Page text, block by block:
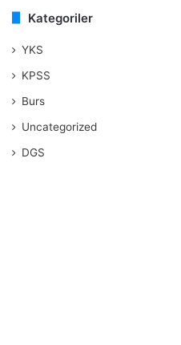
Kategoriler
YKS
KPSS
Burs
Uncategorized
DGS